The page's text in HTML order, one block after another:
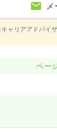
ャリアアドバイ
ペー